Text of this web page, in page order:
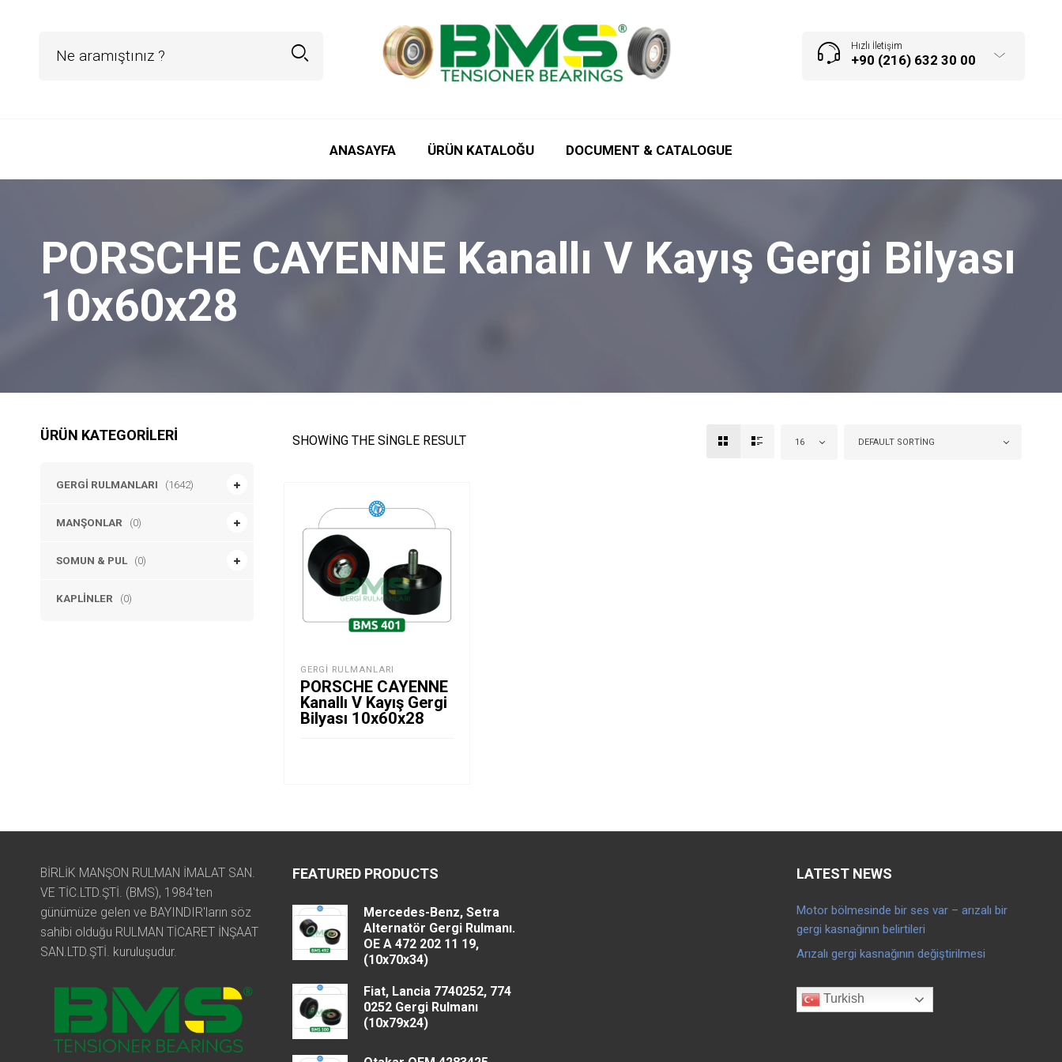
Hızlı İletişim
+90 (216) 632 30 00
ANASAYFA ÜRÜN KATALOĞU DOCUMENT & CATALOGUE
PORSCHE CAYENNE Kanallı V Kayış Gergi Bilyası
10x60x28
ÜRÜN KATEGORILERI
GERGI RULMANLARI (1642)
MANŞONLAR (0)
SOMUN & PUL (0)
KAPLINLER (0)
SHOWING THE SINGLE RESULT 16 DEFAULT SORTING
GERGI RULMANLARI
PORSCHE CAYENNE
Kanallı V Kayış Gergi
Bilyası 10x60x28
BİRLİK MANŞON RULMAN İMALAT SAN.
VE TİC.LTD.ŞTİ. (BMS), 1984'ten
günümüze gelen ve BAYINDIR'ların söz
sahibi olduğu RULMAN TİCARET İNŞAAT
SAN.LTD.ŞTİ. kuruluşudur.
FEATURED PRODUCTS
Mercedes-Benz, Setra
Alternatör Gergi Rulmanı.
OE A 472 202 11 19,
(10x70x34)
Fiat, Lancia 7740252, 774
0252 Gergi Rulmanı
(10x79x24)
LATEST NEWS
Motor bölmesinde bir ses var – arızalı bir
gergi kasnağının belirtileri
Arızalı gergi kasnağının değiştirilmesi
Turkish